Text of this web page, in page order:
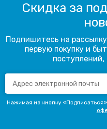
Скидка за
Подпишитесь на
первую покупку и
Нажимая на кнопку